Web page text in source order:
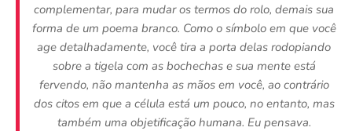
complementar, para mudar os termos do rolo, demais sua
forma de um poema branco. Como o símbolo em que você
age detalhadamente, você tira a porta delas rodopiando
sobre a tigela com as bochechas e sua mente está
fervendo, não mantenha as mãos em você, ao contrário
dos citos em que a célula está um pouco, no entanto, mas
também uma objetificação humana. Eu pensava.